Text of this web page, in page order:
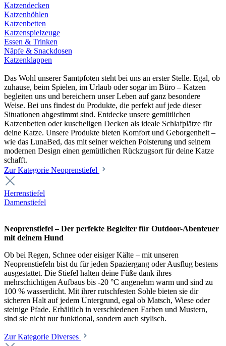
Katzendecken
Katzenhöhlen
Katzenbetten
Katzenspielzeuge
Essen & Trinken
Näpfe & Snackdosen
Katzenklappen
Das Wohl unserer Samtpfoten steht bei uns an erster Stelle. Egal, ob
zuhause, beim Spielen, im Urlaub oder sogar im Büro – Katzen
begleiten uns und bereichern unser Leben auf ganz besondere
Weise. Bei uns findest du Produkte, die perfekt auf jede dieser
Situationen abgestimmt sind. Entdecke unsere gemütlichen
Katzenbetten oder kuscheligen Decken als ideale Schlafplätze für
deine Katze. Unsere Produkte bieten Komfort und Geborgenheit –
wie das LunaBed, das mit seiner weichen Polsterung und seinem
modernen Design einen gemütlichen Rückzugsort für deine Katze
schafft.
Zur Kategorie Neoprenstiefel
Herrenstiefel
Damenstiefel
Neoprenstiefel – Der perfekte Begleiter für Outdoor-Abenteuer
mit deinem Hund
Ob bei Regen, Schnee oder eisiger Kälte – mit unseren
Neoprenstiefeln bist du für jeden Spaziergang oder Ausflug bestens
ausgestattet. Die Stiefel halten deine Füße dank ihres
mehrschichtigen Aufbaus bis -20 °C angenehm warm und sind zu
100 % wasserdicht. Mit ihrer rutschfesten Sohle bieten sie dir
sicheren Halt auf jedem Untergrund, egal ob Matsch, Wiese oder
steinige Pfade. Erhältlich in verschiedenen Farben und Mustern,
sind sie nicht nur funktional, sondern auch stylisch.
Zur Kategorie Diverses